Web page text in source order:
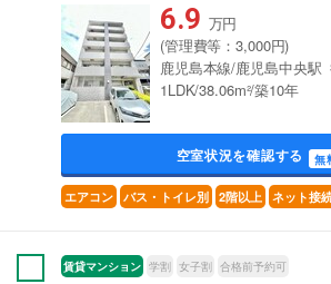
6.9 万円
(管理費等：3,000円)
鹿児島本線/鹿児島中央駅
1LDK/38.06m²/築10年
空室状況を確認する 無
エアコン バス・トイレ別 2階以上 ネット接
賃貸マンション 学割 女子割 合格前予約可